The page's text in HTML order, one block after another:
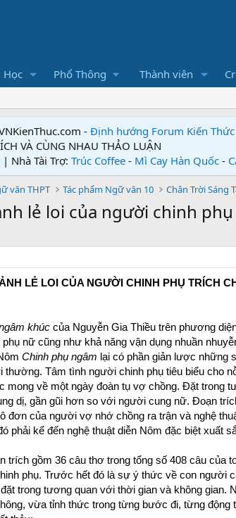
Phổ Thông Thành viên
-Định hướng Forum Kiến Thức
VÀ CÙNG NHAU THẢO LUẬN
| Nhà Tài Trợ: Trúc Coffee - Mì Cay Hàn Quốc -
văn THPT Tác phẩm Ngữ văn 10 Chân Trời Sáng
lẻ loi của người chinh phụ
LẺ LOI CỦA NGƯỜI CHINH PHỤ TRÍCH
khúc của Nguyễn Gia Thiều trên phương
nữ cũng như khả năng vận dụng nhuần
Chinh phụ ngâm lại có phần giản lược những
thường. Tâm tình người chinh phụ tiêu biểu cho
mong về một ngày đoàn tụ vợ chồng. Đặt trong
dị, gần gũi hơn so với người cung nữ. Đoạn
đơn của người vợ nhớ chồng ra trận và nghệ
phải kể đến nghệ thuật diễn Nôm đặc biệt xuất
trích gồm 36 câu thơ trong tổng số 408 câu của
phụ. Trước hết đó là sự ý thức về con người
trong tương quan với thời gian và không gian.
vừa tỉnh thức trong từng bước đi, từng động